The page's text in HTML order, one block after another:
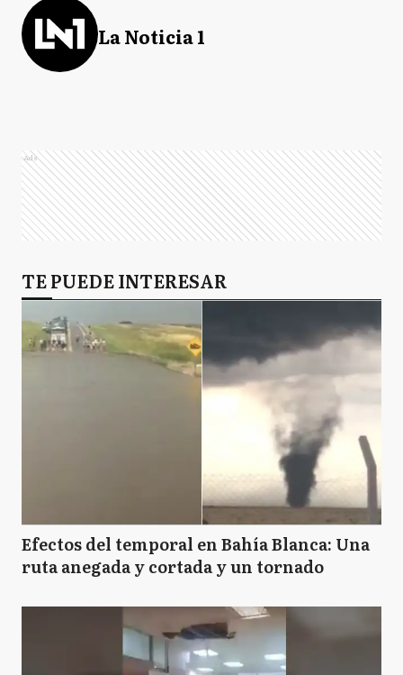
La Noticia 1
Ads
TE PUEDE INTERESAR
Efectos del temporal en Bahía Blanca: Una
ruta anegada y cortada y un tornado